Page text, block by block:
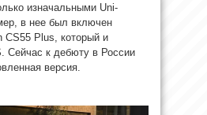
изначальными Uni-
в нее был включен
CS55 Plus, который и
Сейчас к дебюту в России
версия.